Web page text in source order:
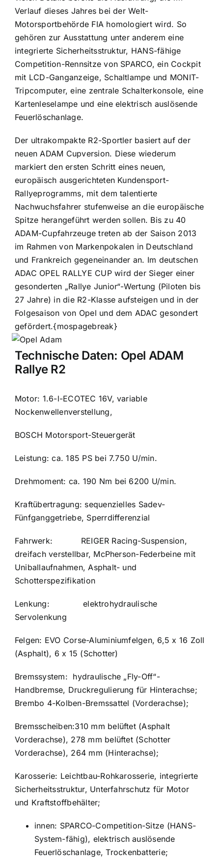
Verlauf dieses Jahres bei der Welt-
Motorsportbehörde FIA homologiert wird. So
gehören zur Ausstattung unter anderem eine
integrierte Sicherheitsstruktur, HANS-fähige
Competition-Rennsitze von SPARCO, ein Cockpit
mit LCD-Ganganzeige, Schaltlampe und MONIT-
Tripcomputer, eine zentrale Schalterkonsole, eine
Kartenleselampe und eine elektrisch auslösende
Feuerlöschanlage.
Der ultrakompakte R2-Sportler basiert auf der
neuen ADAM Cupversion. Diese wiederum
markiert den ersten Schritt eines neuen,
europäisch ausgerichteten Kundensport-
Rallyeprogramms, mit dem talentierte
Nachwuchsfahrer stufenweise an die europäische
Spitze herangeführt werden sollen. Bis zu 40
ADAM-Cupfahrzeuge treten ab der Saison 2013
im Rahmen von Markenpokalen in Deutschland
und Frankreich gegeneinander an. Im deutschen
ADAC OPEL RALLYE CUP wird der Sieger einer
gesonderten „Rallye Junior“-Wertung (Piloten bis
27 Jahre) in die R2-Klasse aufsteigen und in der
Folgesaison von Opel und dem ADAC gesondert
gefördert.{mospagebreak}
Technische Daten: Opel ADAM
Rallye R2
Motor: 1.6-l-ECOTEC 16V, variable
Nockenwellenverstellung,
BOSCH Motorsport-Steuergerät
Leistung: ca. 185 PS bei 7.750 U/min.
Drehmoment: ca. 190 Nm bei 6200 U/min.
Kraftübertragung: sequenzielles Sadev-
Fünfganggetriebe, Sperrdifferenzial
Fahrwerk:
REIGER Racing-Suspension,
dreifach verstellbar, McPherson-Federbeine mit
Uniballaufnahmen, Asphalt- und
Schotterspezifikation
Lenkung:
elektrohydraulische
Servolenkung
Felgen: EVO Corse-Aluminiumfelgen, 6,5 x 16 Zoll
(Asphalt), 6 x 15 (Schotter)
Bremssystem: hydraulische „Fly-Off“-
Handbremse, Druckregulierung für Hinterachse;
Brembo 4-Kolben-Bremssattel (Vorderachse);
Bremsscheiben:310 mm belüftet (Asphalt
Vorderachse), 278 mm belüftet (Schotter
Vorderachse), 264 mm (Hinterachse);
Karosserie: Leichtbau-Rohkarosserie, integrierte
Sicherheitsstruktur, Unterfahrschutz für Motor
und Kraftstoffbehälter;
innen: SPARCO-Competition-Sitze (HANS-
System-fähig), elektrisch auslösende
Feuerlöschanlage, Trockenbatterie;